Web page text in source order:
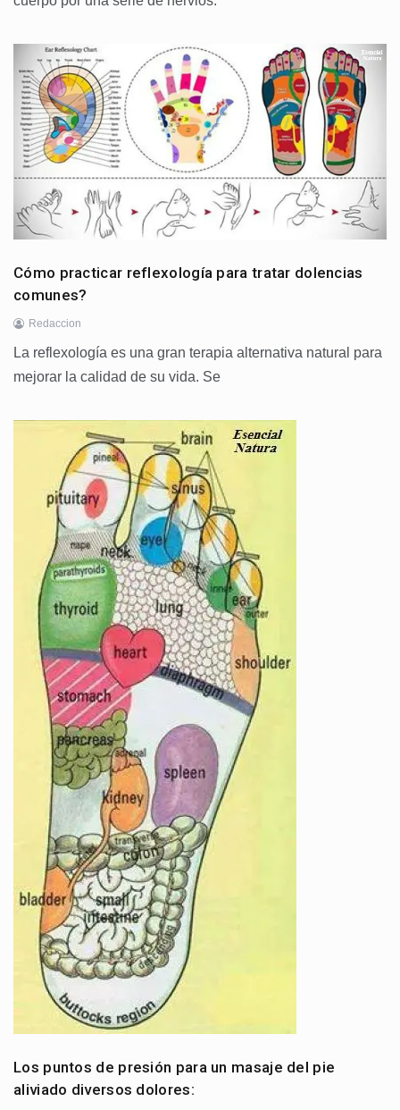
Cómo practicar reflexología para tratar dolencias
comunes?
Redaccion
La reflexología es una gran terapia alternativa natural para
mejorar la calidad de su vida. Se
Los puntos de presión para un masaje del pie
aliviado diversos dolores: